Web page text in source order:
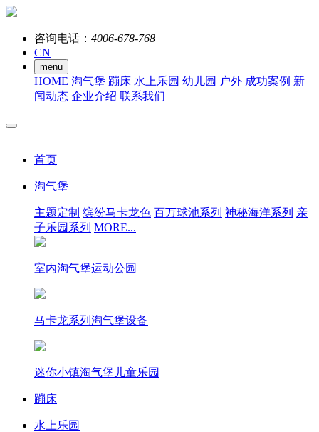
咨询电话： 4006-678-768
CN
menu
HOME 淘气堡 蹦床 水上乐园 幼儿园 户外 成功案例 新
闻动态 企业介绍 联系我们
首页
淘气堡
主题定制 缤纷马卡龙色 百万球池系列 神秘海洋系列 亲
子乐园系列 MORE...
室内淘气堡运动公园
马卡龙系列淘气堡设备
迷你小镇淘气堡儿童乐园
蹦床
水上乐园